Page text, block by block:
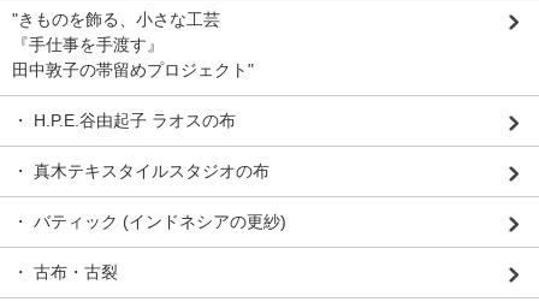
"きものを飾る、小さな工芸
『手仕事を手渡す』
田中敦子の帯留めプロジェクト"
・ H.P.E.谷由起子 ラオスの布
・ 真木テキスタイルスタジオの布
・ バティック (インドネシアの更紗)
・ 古布・古裂